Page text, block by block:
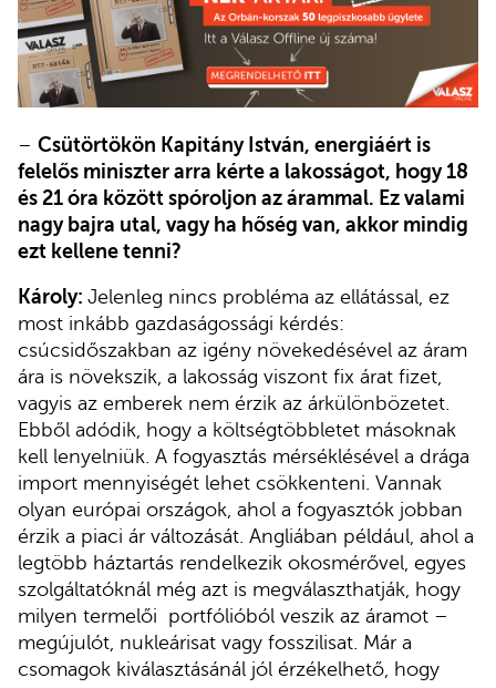
– Csütörtökön Kapitány István, energiáért is
felelős miniszter arra kérte a lakosságot, hogy 18
és 21 óra között spóroljon az árammal. Ez valami
nagy bajra utal, vagy ha hőség van, akkor mindig
ezt kellene tenni?
Károly: Jelenleg nincs probléma az ellátással, ez
most inkább gazdaságossági kérdés:
csúcsidőszakban az igény növekedésével az áram
ára is növekszik, a lakosság viszont fix árat fizet,
vagyis az emberek nem érzik az árkülönbözetet.
Ebből adódik, hogy a költségtöbbletet másoknak
kell lenyelniük. A fogyasztás mérséklésével a drága
import mennyiségét lehet csökkenteni. Vannak
olyan európai országok, ahol a fogyasztók jobban
érzik a piaci ár változását. Angliában például, ahol a
legtöbb háztartás rendelkezik okosmérővel, egyes
szolgáltatóknál még azt is megválaszthatják, hogy
milyen termelői portfólióból veszik az áramot –
megújulót, nukleárisat vagy fosszilisat. Már a
csomagok kiválasztásánál jól érzékelhető, hogy